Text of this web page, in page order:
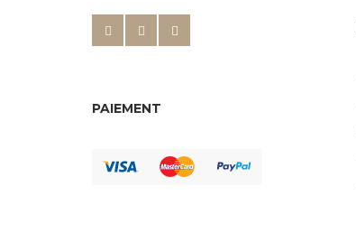
PAIEMENT